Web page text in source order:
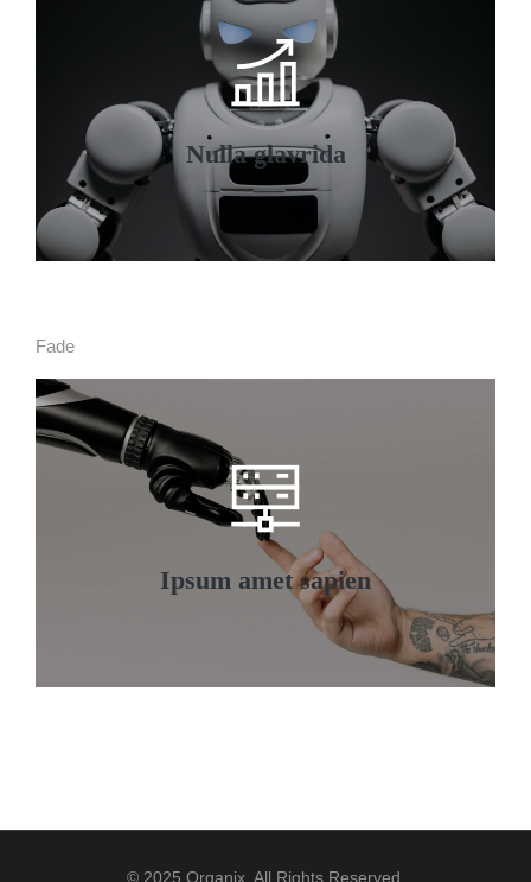
Nulla glavrida
Nulla glavrida
Curabitur lacinia, sapien et hendrerit
tincidunt, ante urna interdum nunc, quis
venenatis quam ipsum ac velit.
Fade
Ipsum amet sapien
Ipsum amet sapien
Curabitur lacinia, sapien et hendrerit
tincidunt, ante urna interdum nunc, quis
venenatis quam ipsum ac velit.
© 2025 Organix. All Rights Reserved.